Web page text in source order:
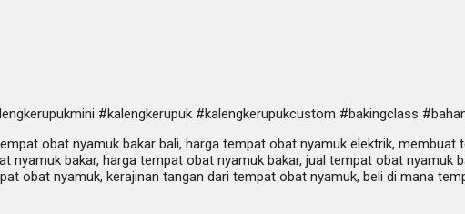
#kalengkerupuk #kalengkerupukcustom #bakingclass
obat nyamuk bakar bali, harga tempat obat nyamuk elektrik,
bakar, harga tempat obat nyamuk bakar, jual tempat obat
obat nyamuk, kerajinan tangan dari tempat obat nyamuk, beli di mana